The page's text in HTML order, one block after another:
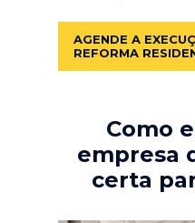
AGENDE A
REFORMA
Como
empresa
certa